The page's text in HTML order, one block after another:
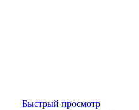
Быстрый просмотр